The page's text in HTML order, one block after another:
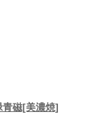
磁[美濃焼]